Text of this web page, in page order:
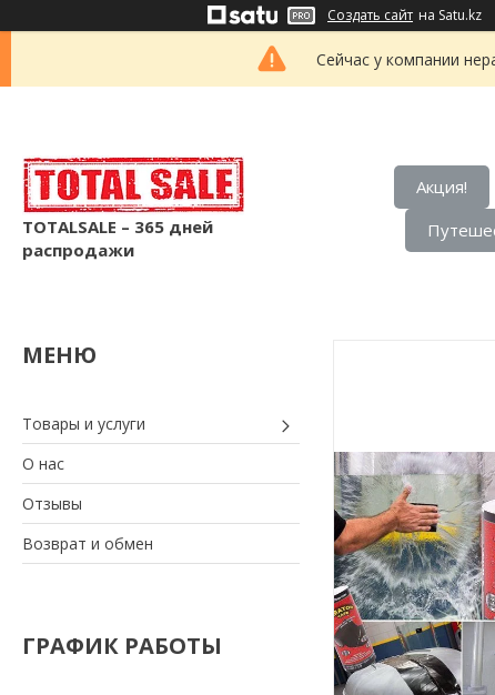
Создать сайт на Satu.kz
Сейчас у компании
TOTALSALE – 365 дней
распродажи
Акция!
Товары и услуги
О нас
Отзывы
Возврат и обмен
ГРАФИК РАБОТЫ